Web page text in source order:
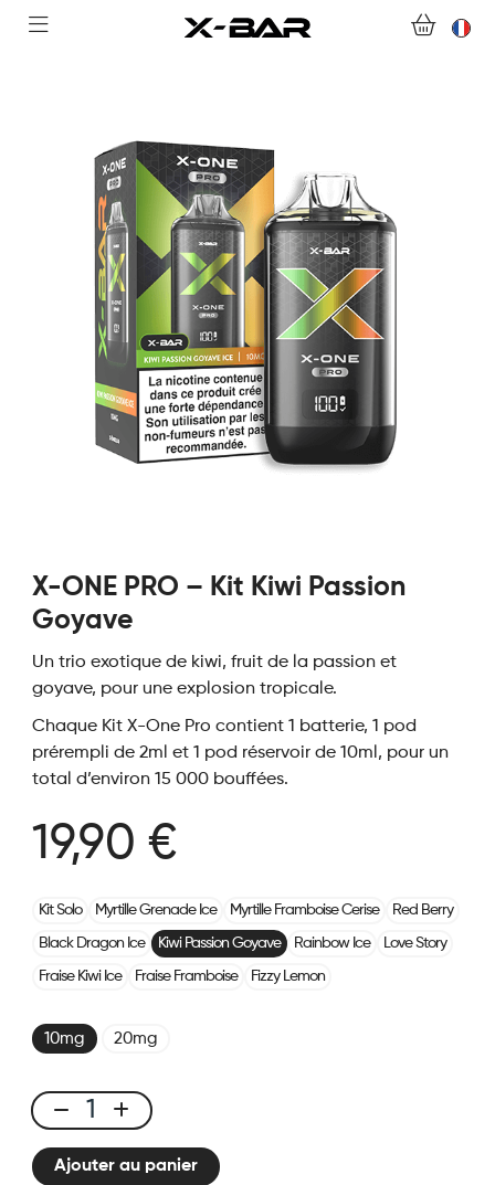
NOUS CONTACTER
FOIRE AUX QUESTIONS
DEVENIR REVENDEUR
MON COMPTE
X-ONE PRO – Kit Kiwi Passion
Goyave
Un trio exotique de kiwi, fruit de la passion et
goyave, pour une explosion tropicale.
Chaque Kit X-One Pro contient 1 batterie, 1 pod
prérempli de 2ml et 1 pod réservoir de 10ml, pour un
total d’environ 15 000 bouffées.
19,90 €
Kit Solo Myrtille Grenade Ice Myrtille Framboise Cerise Red Berry
Black Dragon Ice Kiwi Passion Goyave Rainbow Ice Love Story
Fraise Kiwi Ice Fraise Framboise Fizzy Lemon
10mg 20mg
X-
ONE
PROAjouter au panier